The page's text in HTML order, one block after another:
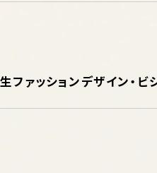
生ファッションデザイン・